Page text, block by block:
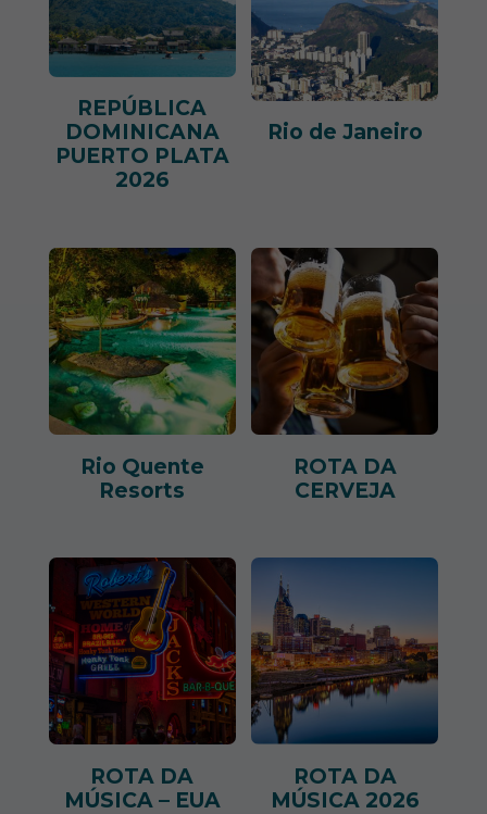
REPÚBLICA
DOMINICANA
PUERTO PLATA
2026
Rio de Janeiro
Rio Quente
Resorts
ROTA DA
CERVEJA
ROTA DA
MÚSICA – EUA
ROTA DA
MÚSICA 2026